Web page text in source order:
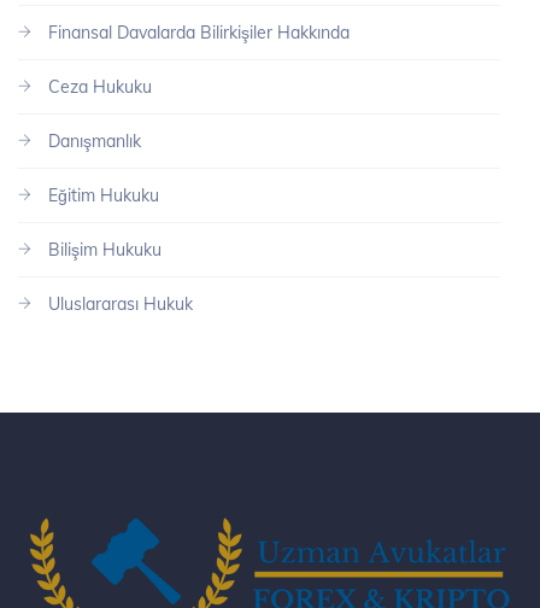
Finansal Davalarda Bilirkişiler Hakkında
Ceza Hukuku
Danışmanlık
Eğitim Hukuku
Bilişim Hukuku
Uluslararası Hukuk